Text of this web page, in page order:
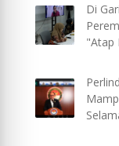
Di
"Atap